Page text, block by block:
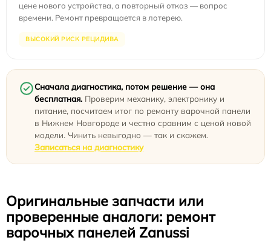
цене нового устройства, а повторный отказ — вопрос
времени. Ремонт превращается в лотерею.
ВЫСОКИЙ РИСК РЕЦИДИВА
Сначала диагностика, потом решение — она
бесплатная. Проверим механику, электронику и
питание, посчитаем итог по ремонту варочной панели
в Нижнем Новгороде и честно сравним с ценой новой
модели. Чинить невыгодно — так и скажем.
Записаться на диагностику
Оригинальные запчасти или
проверенные аналоги: ремонт
варочных панелей Zanussi